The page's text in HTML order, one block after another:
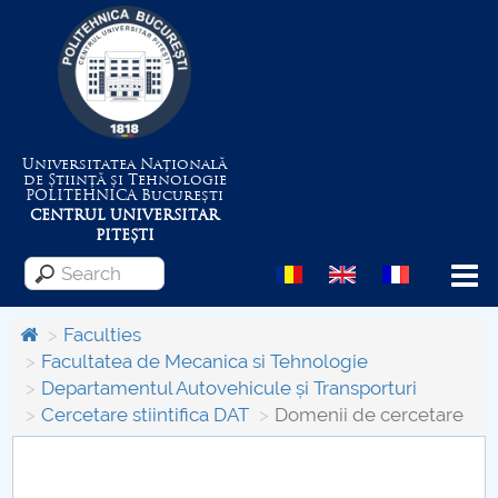
Universitatea Națională
de Știință și Tehnologie
POLITEHNICABucurești
CENTRUL UNIVERSITAR
PITEȘTI
Menu
About the University
Centrul de Management al Proiectelor
Faculties
Facultatea de Mecanica si Tehnologie
Departamentul Autovehicule și Transporturi
Cercetare stiintifica DAT
Domenii de cercetare